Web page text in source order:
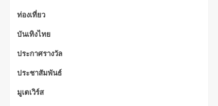
ท่องเที่ยว
บันเทิงไทย
ประกาศรางวัล
ประชาสัมพันธ์
มูเตเวิร์ส